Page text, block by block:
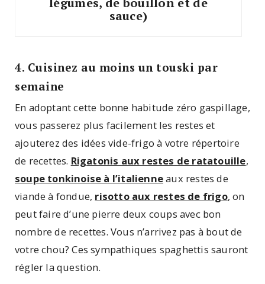
sauce)
4. Cuisinez au moins un touski par
semaine
En adoptant cette bonne habitude zéro gaspillage,
vous passerez plus facilement les restes et
ajouterez des idées vide-frigo à votre répertoire
de recettes. Rigatonis aux restes de ratatouille,
soupe tonkinoise à l’italienneaux restes de
viande à fondue, risotto aux restes de frigo, on
peut faire d’une pierre deux coups avec bon
nombre de recettes. Vous n’arrivez pas à bout de
votre chou? Ces sympathiques spaghettis sauront
régler la question.